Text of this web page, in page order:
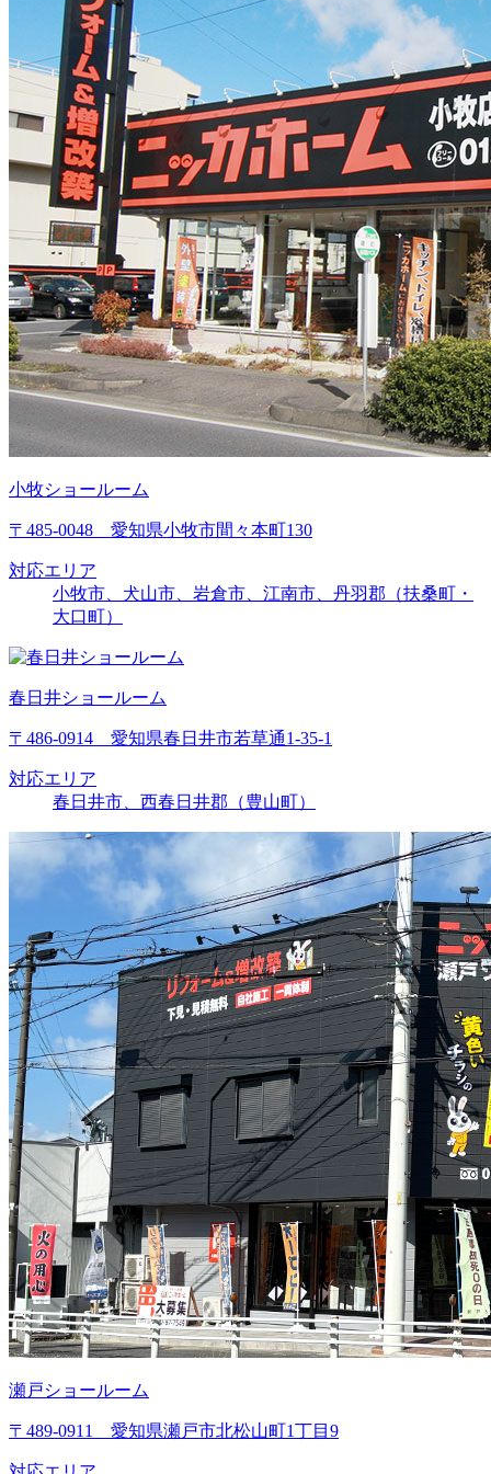
小牧ショールーム
〒485-0048 愛知県小牧市間々本町130
対応エリア
小牧市、犬山市、岩倉市、江南市、丹羽郡（扶桑町・
大口町）
春日井ショールーム
〒486-0914 愛知県春日井市若草通1-35-1
対応エリア
春日井市、西春日井郡（豊山町）
瀬戸ショールーム
〒489-0911 愛知県瀬戸市北松山町1丁目9